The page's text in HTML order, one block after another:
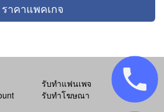
ราคาแพคเกจ
รับทำแฟนเพจ
รับทำโฆษณา